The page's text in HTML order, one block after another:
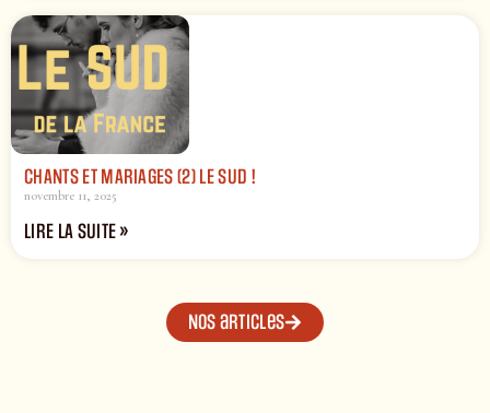
CHANTS ET MARIAGES (2) LE SUD !
novembre 11, 2025
LIRE LA SUITE »
Nos articles